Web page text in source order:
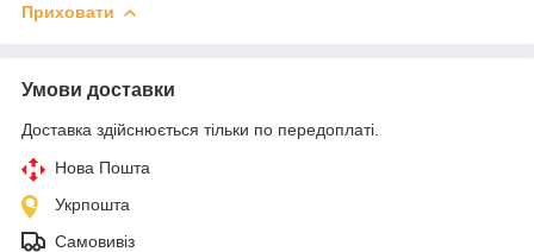
Приховати
Умови доставки
Доставка здійснюється тільки по передоплаті.
Нова Пошта
Укрпошта
Самовивіз